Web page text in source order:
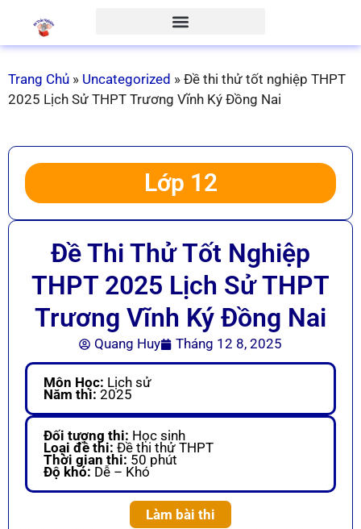
Trang Chủ » Uncategorized » Đề thi thử tốt nghiệp THPT
2025 Lịch Sử THPT Trương Vĩnh Ký Đồng Nai
Lớp 12
Đề Thi Thử Tốt Nghiệp
THPT 2025 Lịch Sử THPT
Trương Vĩnh Ký Đồng Nai
Quang Huy Tháng 12 8, 2025
Môn Học: Lịch sử
Năm thi: 2025
Đối tượng thi: Học sinh
Loại đề thi: Đề thi thử THPT
Thời gian thi: 50 phút
Độ khó: Dễ – Khó
Làm bài thi